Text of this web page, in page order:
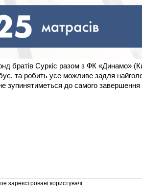
братів Суркіс разом з ФК «Динамо»
та робить усе можливе задля
зупинятиметься до самого завершення
зареєстровані користувачі.